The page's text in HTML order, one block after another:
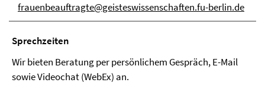
frauenbeauftragte@geisteswissenschaften.fu-berlin.de
Sprech­zei­ten
Wir bieten Beratung per persönlichem Gespräch, E-Mail
sowie Videochat (WebEx) an.